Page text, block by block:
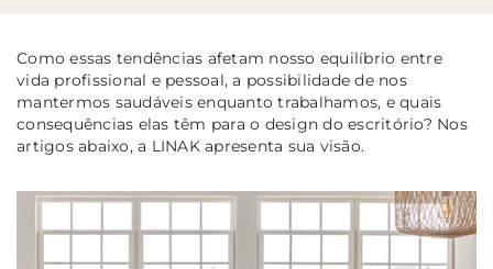
Como essas tendências afetam nosso equilíbrio entre
vida profissional e pessoal, a possibilidade de nos
mantermos saudáveis enquanto trabalhamos, e quais
consequências elas têm para o design do escritório? Nos
artigos abaixo, a LINAK apresenta sua visão.